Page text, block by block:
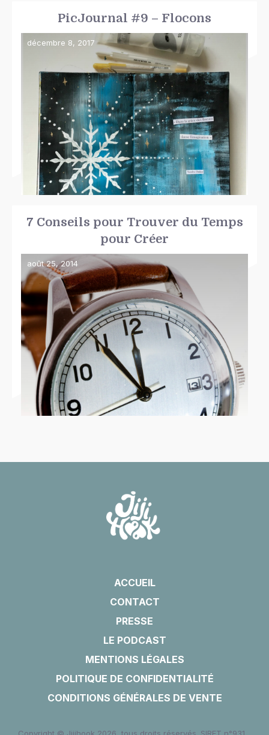
PicJournal #9 – Flocons
décembre 8, 2017
7 Conseils pour Trouver du Temps
pour Créer
août 25, 2014
ACCUEIL
CONTACT
PRESSE
LE PODCAST
MENTIONS LÉGALES
POLITIQUE DE CONFIDENTIALITÉ
CONDITIONS GÉNÉRALES DE VENTE